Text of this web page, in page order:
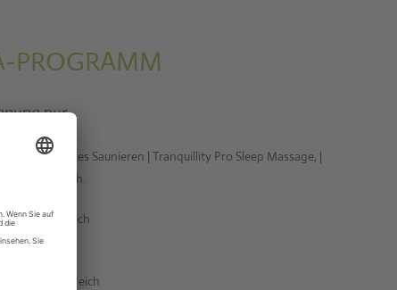
PROGRAMM
pur
entspanntes Saunieren | Tranquillity Pro Sleep Massage, |
Ruhebereich.
Ruhebereich
und Ruhebereich